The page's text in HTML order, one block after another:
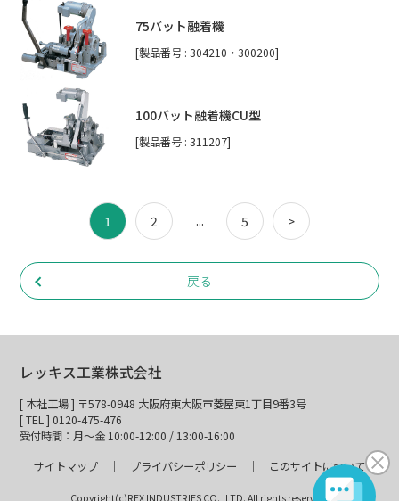
75バット融着機
[製品番号 : 304210・300200]
100バット融着機CU型
[製品番号 : 311207]
1 2 ... 5 >
戻る
レッキス工業株式会社
[ 本社工場 ] 〒578-0948 大阪府東大阪市菱屋東1丁目9番3号
[ TEL ] 0120-475-476
受付時間：月～金 10:00-12:00 / 13:00-16:00
サイトマップ
プライバシーポリシー このサイトについて
Copyright(c)REX INDUSTRIES CO., LTD. All rights reserved.